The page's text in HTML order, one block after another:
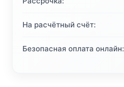
На расчётный счёт:
Безопасная оплата онлайн: